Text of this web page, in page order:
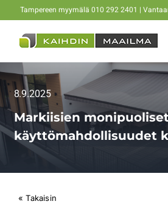
to
content
Tampereen myymälä 010 292 2401 |
8.9.2025
Markiisien
käyttömahdollisuudet
« Takaisin